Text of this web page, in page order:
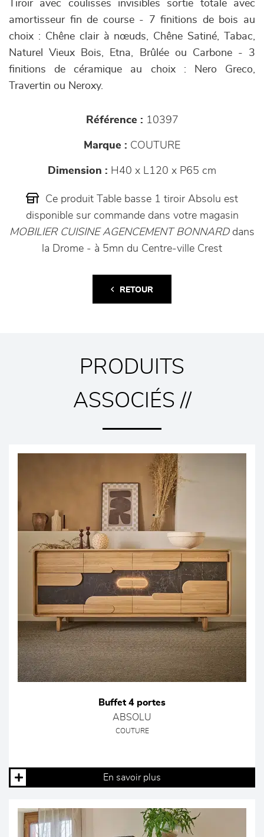
Tiroir avec coulisses invisibles sortie totale avec
amortisseur fin de course - 7 finitions de bois au
choix : Chêne clair à nœuds, Chêne Satiné, Tabac,
Naturel Vieux Bois, Etna, Brûlée ou Carbone - 3
finitions de céramique au choix : Nero Greco,
Travertin ou Neroxy.
Référence : 10397
Marque : COUTURE
Dimension : H40 x L120 x P65 cm
Ce produit Table basse 1 tiroir Absolu est
disponible sur commande dans votre magasin
MOBILIER CUISINE AGENCEMENT BONNARDdans
la Drome - à 5mn du Centre-ville Crest
RETOUR
PRODUITS
ASSOCIÉS //
Buffet 4 portes
ABSOLU
COUTURE
En savoir plus